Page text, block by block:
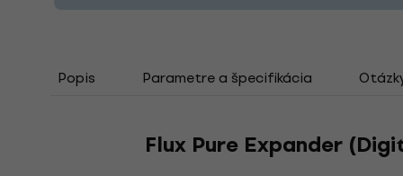
Popis Parametre a špecifikácia
Flux Pure Expander